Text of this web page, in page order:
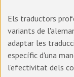
Els traductors
variants de
adaptar les
específic d'una
l'efectivitat dels